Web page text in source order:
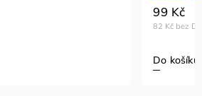
82 Kč bez
99 Kč
Do košíku